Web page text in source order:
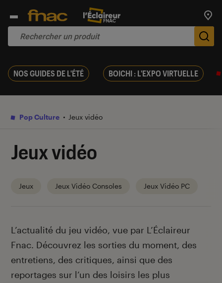
NOS GUIDES DE L'ÉTÉ BOICHI : L'EXPO VIRTUELLE
Pop Culture Jeux vidéo
Jeux vidéo
Jeux Jeux Vidéo Consoles Jeux Vidéo PC
Introduction
L’actualité du jeu vidéo, vue par L’Éclaireur
Fnac. Découvrez les sorties du moment, des
entretiens, des critiques, ainsi que des
reportages sur l’un des loisirs les plus